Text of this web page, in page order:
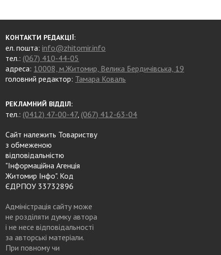
КОНТАКТИ РЕДАКЦІЇ:
ел. пошта:info@zhitomir.info
тел.: (067) 410-44-05
адреса: 10008, м.Житомир, Велика Бердичівська, 19
головний редактор: Тамара Коваль
РЕКЛАМНИЙ ВІДДІЛ:
тел.: (0412) 47-00-47, (067) 412-63-04
Сайт належить Товариству
з обмеженою
відповідальністю
"Інформаційна Агенція
Житомир Інфо". Код
ЄДРПОУ 33732896
Адміністрація сайту може
не розділяти думку автора
і не несе відповідальності
за авторські матеріали.
При повному чи